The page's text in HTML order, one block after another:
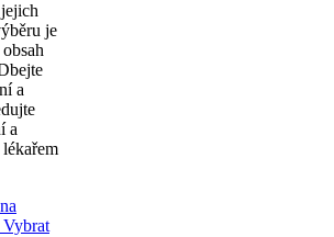
je
a
a
lékařem